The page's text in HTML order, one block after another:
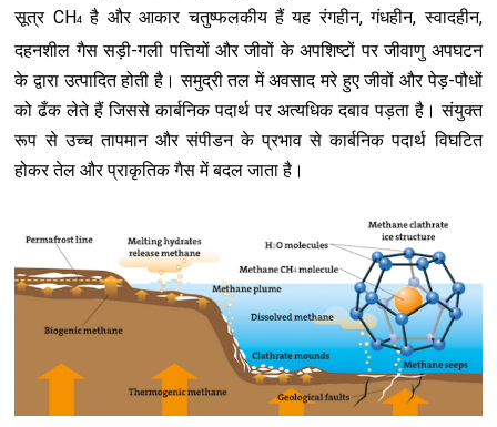
सूत्र CH 4है और आकार चतुष्फलकीय हैं यह रंगहीन, गंधहीन, स्वादहीन,
दहनशील गैस सड़ी-गली पत्तियों और जीवों के अपशिष्टों पर जीवाणु अपघटन
के द्वारा उत्पादित होती है। समुद्री तल में अवसाद मरे हुए जीवों और पेड़-पौधों
को ढँक लेते हैं जिससे कार्बनिक पदार्थ पर अत्यधिक दबाव पड़ता है। संयुक्त
रूप से उच्च तापमान और संपीडन के प्रभाव से कार्बनिक पदार्थ विघटित
होकर तेल और प्राकृतिक गैस में बदल जाता है।